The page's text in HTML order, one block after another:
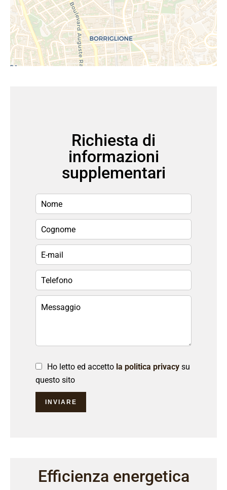
Richiesta di
informazioni
supplementari
Ho letto ed accetto la politica privacy su
questo sito
INVIARE
Efficienza energetica